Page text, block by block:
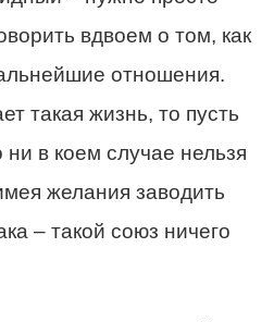
вдвоем о том, как
отношения.
такая жизнь, то пусть
ни в коем случае нельзя
желания заводить
– такой союз ничего